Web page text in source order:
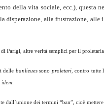
della vita sociale, ecc.), questa
alla frustrazione, alle
Parigi, altre verità semplici per il
delle banlieuessono proletari, contro tutte
idem
dall’unione dei termini “ban”, cioè